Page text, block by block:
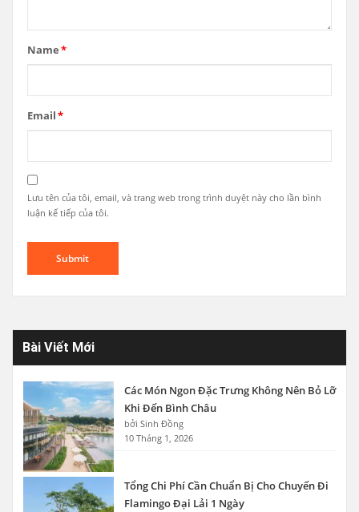
Name*
Email*
Lưu tên của tôi, email, và trang web trong trình duyệt này cho lần bình
luận kế tiếp của tôi.
Bài Viết Mới
Các Món Ngon Đặc Trưng Không Nên Bỏ Lỡ
Khi Đến Bình Châu
bởi Sinh Đồng
10 Tháng 1, 2026
Tổng Chi Phí Cần Chuẩn Bị Cho Chuyến Đi
Flamingo Đại Lải 1 Ngày